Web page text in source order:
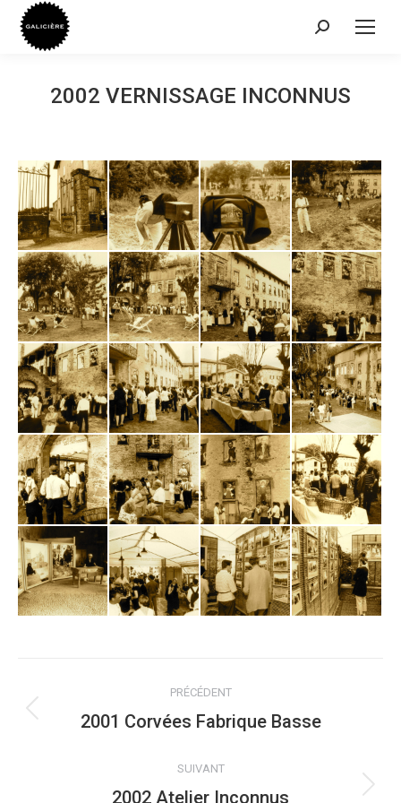
Recherche
2002 VERNISSAGE INCONNUS
ALBUM
PRÉCÉDENT
Album
:
2001 Corvées Fabrique Basse
SUIVANT
Album
2002 Atelier Inconnus